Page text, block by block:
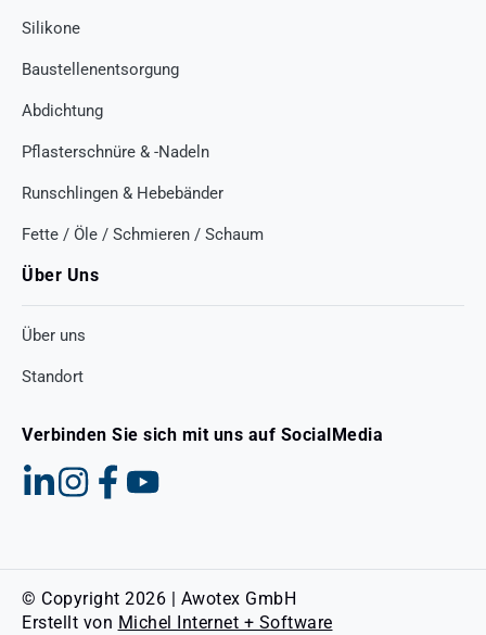
Silikone
Baustellenentsorgung
Abdichtung
Pflasterschnüre & -Nadeln
Runschlingen & Hebebänder
Fette / Öle / Schmieren / Schaum
Über Uns
Über uns
Standort
Verbinden Sie sich mit uns auf SocialMedia
© Copyright 2026 | Awotex GmbH
Erstellt von Michel Internet + Software